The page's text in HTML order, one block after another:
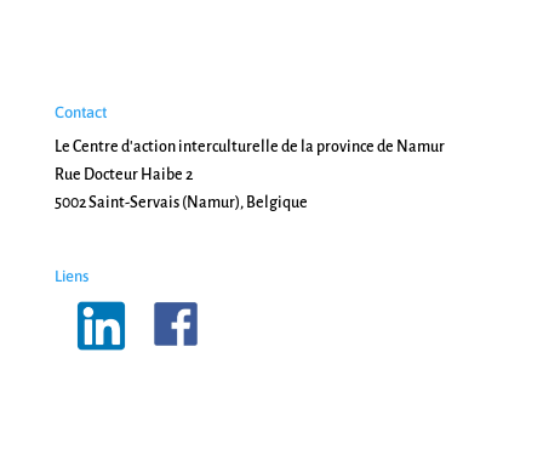
Contact
Le Centre d'action interculturelle de la province de Namur
Rue Docteur Haibe 2
5002 Saint-Servais (Namur), Belgique
Liens